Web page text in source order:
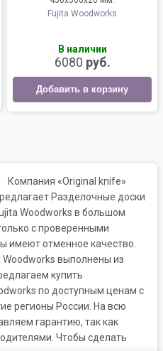
Fujita Woodworks
В наличии
6080 руб.
Добавить в корзину
Компания «Original knife»
Разделочные доски
Woodworks в большом
с проверенными
имеют отменное качество.
выполнены из
купить
по доступным ценам с
регионы России. На всю
гарантию, так как
Чтобы сделать